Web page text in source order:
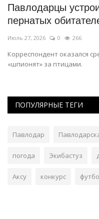
Павлодарцы
пернатых
Июль 27, 2026 0 266
Корреспондент оказался
«шпионят» за птицами.
ПОПУЛЯРНЫЕ ТЕГИ
Павлодар
погода Экибастуз
Аксу конкурс